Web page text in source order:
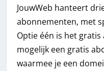
JouwWeb hanteert
abonnementen, met
Optie één is het
mogelijk een gratis
waarmee je een